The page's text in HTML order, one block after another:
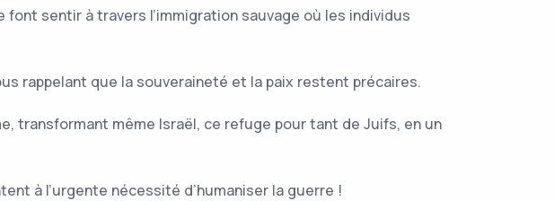
sentir à travers l’immigration sauvage où les individus
rappelant que la souveraineté et la paix restent précaires.
transformant même Israël, ce refuge pour tant de Juifs, en un
à l’urgente nécessité d’humaniser la guerre !